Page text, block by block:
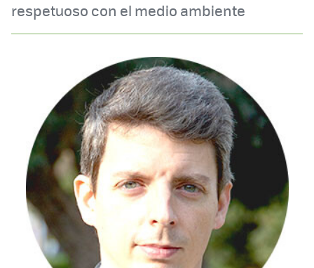
respetuoso con el medio ambiente